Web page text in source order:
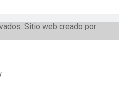
Sitio web creado por